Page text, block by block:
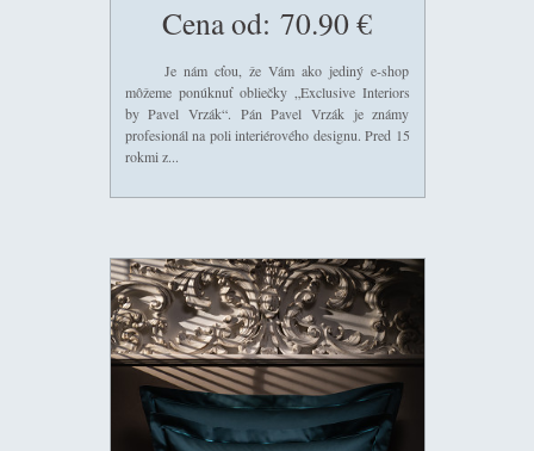
Cena od: 70.90 €
Je nám cťou, že Vám ako jediný e-shop
môžeme ponúknuť obliečky „Exclusive Interiors
by Pavel Vrzák“. Pán Pavel Vrzák je známy
profesionál na poli interiérového designu. Pred 15
rokmi z...